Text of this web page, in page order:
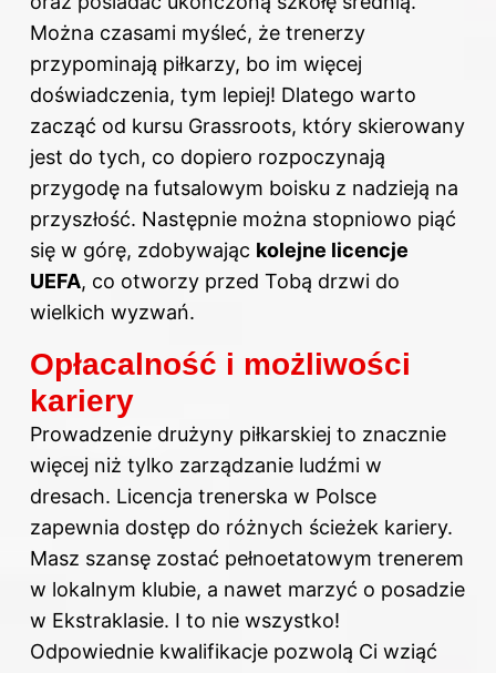
Można czasami myśleć, że trenerzy
przypominają piłkarzy, bo im więcej
doświadczenia, tym lepiej! Dlatego warto
zacząć od kursu Grassroots, który skierowany
jest do tych, co dopiero rozpoczynają
przygodę na futsalowym boisku z nadzieją na
przyszłość. Następnie można stopniowo piąć
się w górę, zdobywając kolejne licencje
UEFA, co otworzy przed Tobą drzwi do
wielkich wyzwań.
Opłacalność i możliwości
kariery
Prowadzenie drużyny piłkarskiej to znacznie
więcej niż tylko zarządzanie ludźmi w
dresach. Licencja trenerska w Polsce
zapewnia dostęp do różnych ścieżek kariery.
Masz szansę zostać pełnoetatowym trenerem
w lokalnym klubie, a nawet marzyć o posadzie
w Ekstraklasie. I to nie wszystko!
Odpowiednie kwalifikacje pozwolą Ci wziąć